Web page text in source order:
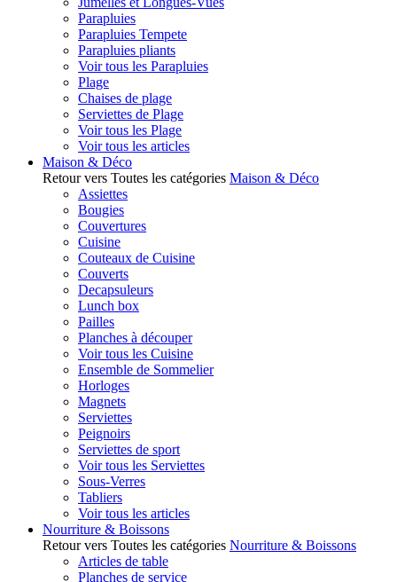
Parapluies
Parapluies Tempete
Parapluies pliants
Voir tous les Parapluies
Plage
Chaises de plage
Serviettes de Plage
Voir tous les Plage
Voir tous les articles
Maison & Déco
Retour vers Toutes les catégories Maison & Déco
Assiettes
Bougies
Couvertures
Cuisine
Couteaux de Cuisine
Couverts
Decapsuleurs
Lunch box
Pailles
Planches à découper
Voir tous les Cuisine
Ensemble de Sommelier
Horloges
Magnets
Serviettes
Peignoirs
Serviettes de sport
Voir tous les Serviettes
Sous-Verres
Tabliers
Voir tous les articles
Nourriture & Boissons
Retour vers Toutes les catégories Nourriture & Boissons
Articles de table
Planches de service